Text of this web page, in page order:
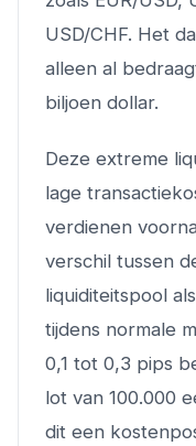
USD/CHF. Het
alleen al
biljoen dollar.
Deze extreme
lage
verdienen
verschil tussen
liquiditeitspool
tijdens normale
0,1 tot 0,3 pips
lot van 100.000
dit een